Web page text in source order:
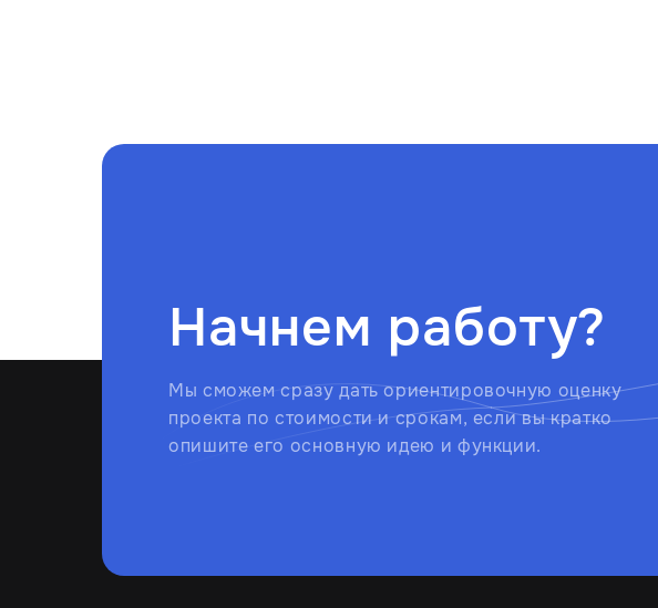
Начнем работу?
Мы сможем сразу дать ориентировочную оценку
проекта по стоимости и срокам, если вы кратко
опишите его основную идею и функции.